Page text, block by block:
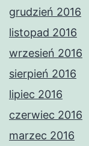
grudzień 2016
listopad 2016
wrzesień 2016
sierpień 2016
lipiec 2016
czerwiec 2016
marzec 2016